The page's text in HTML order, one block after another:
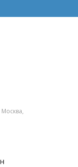
Москва,